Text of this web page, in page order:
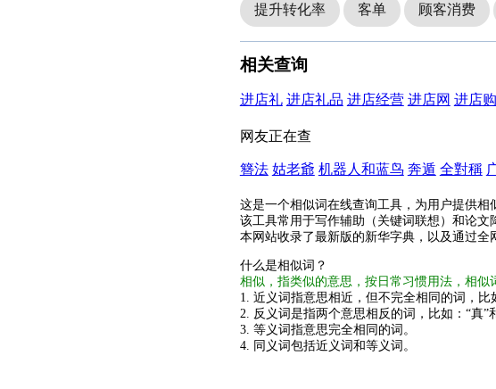
提升转化率 客单 顾客消费
相关查询
进店礼 进店礼品 进店经营 进店网 进店
网友正在查
簪法 姑老爺 机器人和蓝鸟 奔遁 全對稱
这是一个相似词在线查询工具，为用户提供相
该工具常用于写作辅助（关键词联想）和论文
本网站收录了最新版的新华字典，以及通过全
什么是相似词？
相似，指类似的意思，按日常习惯用法，相似
1. 近义词指意思相近，但不完全相同的词，比
2. 反义词是指两个意思相反的词，比如：“真”和
3. 等义词指意思完全相同的词。
4. 同义词包括近义词和等义词。